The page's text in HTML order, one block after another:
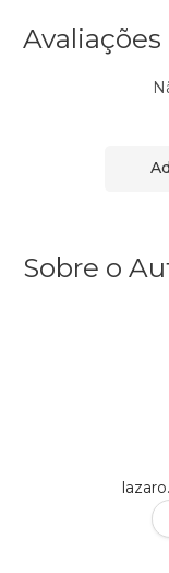
Avaliações
Sobre o